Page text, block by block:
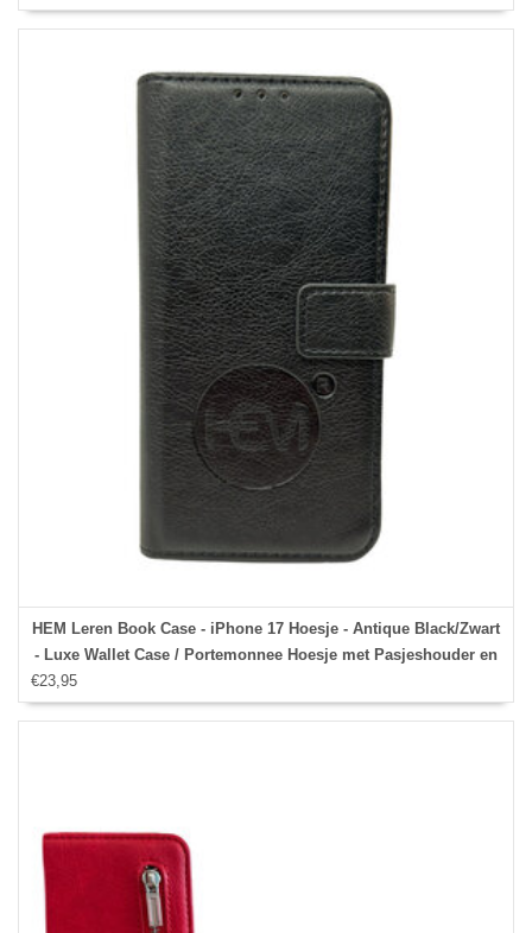
HEM Leren Book Case - iPhone 17 Hoesje - Antique Black/Zwart
- Luxe Wallet Case / Portemonnee Hoesje met Pasjeshouder en
€23,95